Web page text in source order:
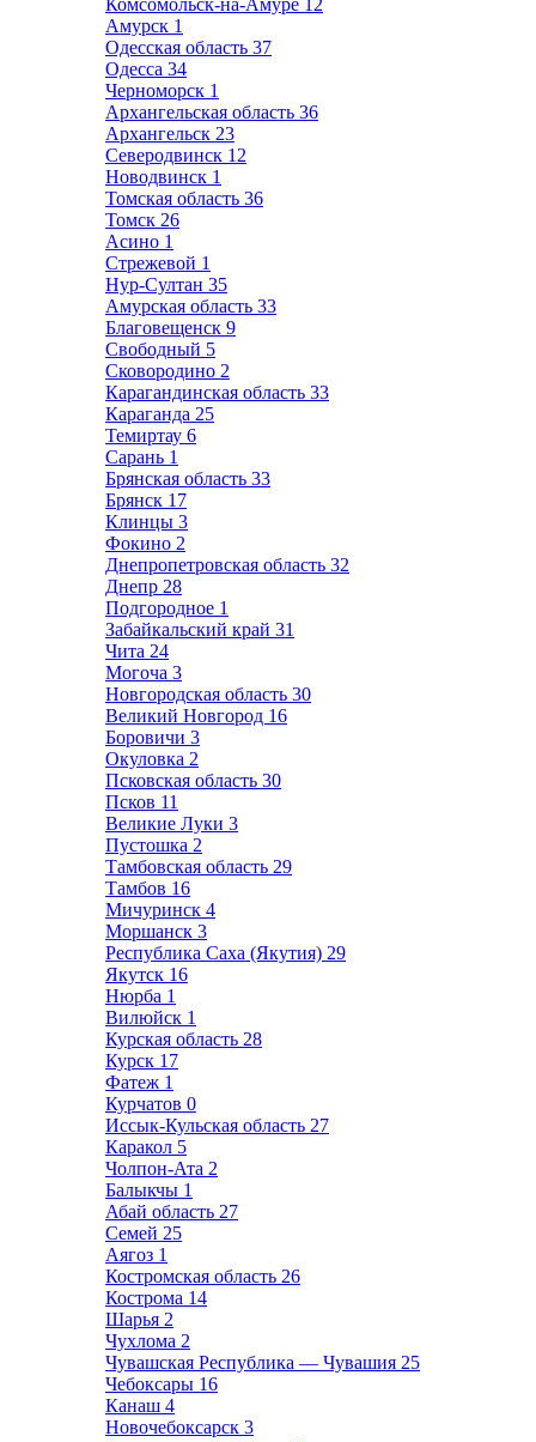
Комсомольск-на-Амуре 12
Амурск 1
Одесская область 37
Одесса 34
Черноморск 1
Архангельская область 36
Архангельск 23
Северодвинск 12
Новодвинск 1
Томская область 36
Томск 26
Асино 1
Стрежевой 1
Нур-Султан 35
Амурская область 33
Благовещенск 9
Свободный 5
Сковородино 2
Карагандинская область 33
Караганда 25
Темиртау 6
Сарань 1
Брянская область 33
Брянск 17
Клинцы 3
Фокино 2
Днепропетровская область 32
Днепр 28
Подгородное 1
Забайкальский край 31
Чита 24
Могоча 3
Новгородская область 30
Великий Новгород 16
Боровичи 3
Окуловка 2
Псковская область 30
Псков 11
Великие Луки 3
Пустошка 2
Тамбовская область 29
Тамбов 16
Мичуринск 4
Моршанск 3
Республика Саха (Якутия) 29
Якутск 16
Нюрба 1
Вилюйск 1
Курская область 28
Курск 17
Фатеж 1
Курчатов 0
Иссык-Кульская область 27
Каракол 5
Чолпон-Ата 2
Балыкчы 1
Абай область 27
Семей 25
Аягоз 1
Костромская область 26
Кострома 14
Шарья 2
Чухлома 2
Чувашская Республика — Чувашия 25
Чебоксары 16
Канаш 4
Новочебоксарск 3